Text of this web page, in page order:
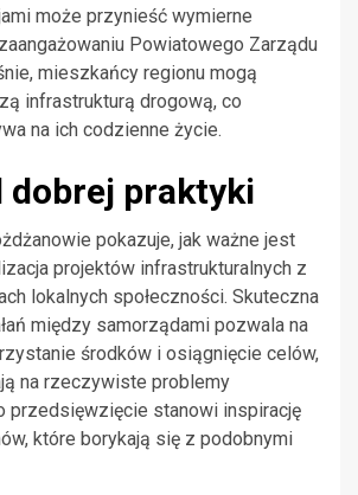
może przynieść wymierne
Powiatowego Zarządu
mieszkańcy regionu mogą
infrastrukturą drogową, co
na ich codzienne życie.
dobrej praktyki
pokazuje, jak ważne jest
projektów infrastrukturalnych z
lokalnych społeczności. Skuteczna
między samorządami pozwala na
środków i osiągnięcie celów,
na rzeczywiste problemy
przedsięwzięcie stanowi inspirację
które borykają się z podobnymi